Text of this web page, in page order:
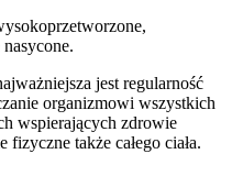
jest regularność
organizmowi wszystkich
wspierających zdrowie
także całego ciała.